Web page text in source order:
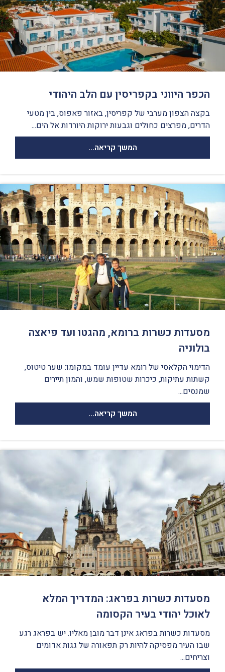
הכפר היווני בקפריסין עם הלב היהודי
בקצה הצפון מערבי של קפריסין, באזור פאפוס, בין מטעי
הדרים, מפרצים כחולים וגבעות ירוקות היורדות אל הים...
המשך קריאה...
מסעדות כשרות ברומא, מהגטו ועד פיאצה
בולוניה
הדימוי הקלאסי של רומא עדיין עומד במקומו: שער טיטוס,
קשתות עתיקות, כיכרות שטופות שמש, והמון תיירים
שמנסים...
המשך קריאה...
מסעדות כשרות בפראג: המדריך המלא
לאוכל יהודי בעיר הקסומה
מסעדות כשרות בפראג אינן דבר מובן מאליו. יש בפראג רגע
שבו העיר מפסיקה להיות רק תפאורה של גגות אדומים
וצריחים...